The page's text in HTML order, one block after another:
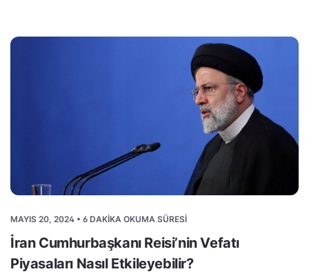
MAYIS 20, 2024 • 6 DAKIKA OKUMA SÜRESI
İran Cumhurbaşkanı Reisi’nin Vefatı
Piyasaları Nasıl Etkileyebilir?